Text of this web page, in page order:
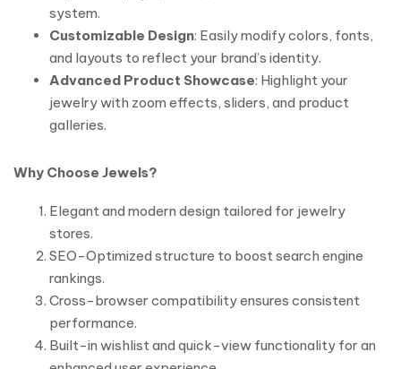
system.
Customizable Design: Easily modify colors, fonts,
and layouts to reflect your brand’s identity.
Advanced Product Showcase: Highlight your
jewelry with zoom effects, sliders, and product
galleries.
Why Choose Jewels?
Elegant and modern design tailored for jewelry
stores.
SEO-Optimized structure to boost search engine
rankings.
Cross-browser compatibility ensures consistent
performance.
Built-in wishlist and quick-view functionality for an